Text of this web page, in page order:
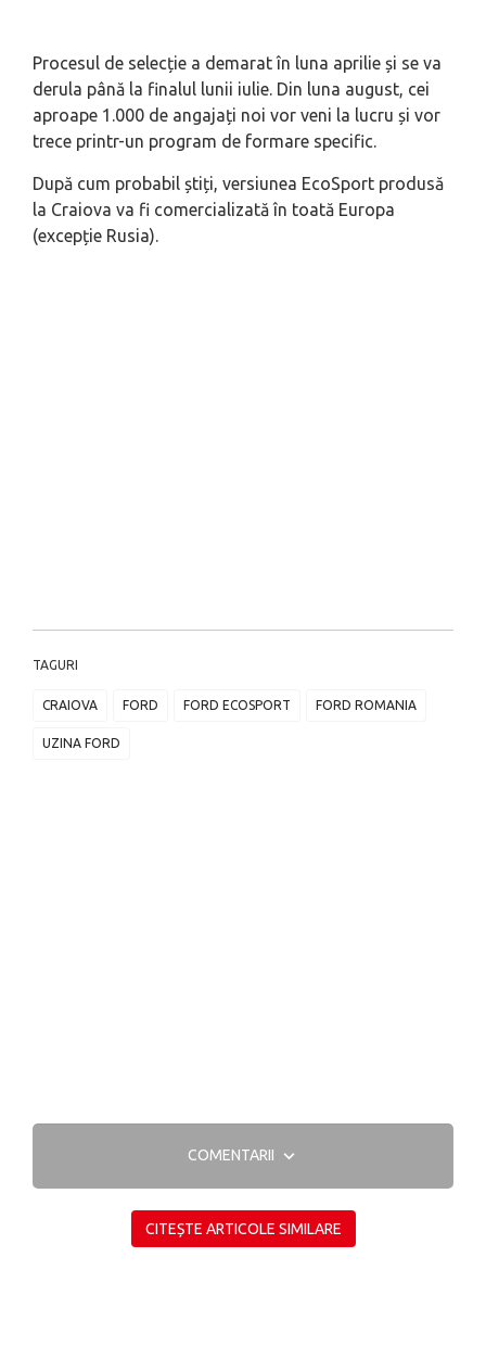
Procesul de selecție a demarat în luna aprilie și se va
derula până la finalul lunii iulie. Din luna august, cei
aproape 1.000 de angajați noi vor veni la lucru și vor
trece printr-un program de formare specific.
După cum probabil știți, versiunea EcoSport produsă
la Craiova va fi comercializată în toată Europa
(excepție Rusia).
TAGURI
CRAIOVA FORD FORD ECOSPORT FORD ROMANIA
UZINA FORD
COMENTARII
CITEȘTE ARTICOLE SIMILARE